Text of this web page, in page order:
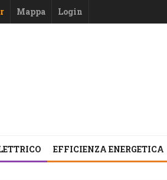
Mappa Login
EFFICIENZA ENERGETICA